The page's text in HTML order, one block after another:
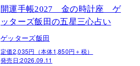
開運手帳2027 金の時計座 ゲ
ッターズ飯田の五星三心占い
ゲッターズ飯田
定価2,035円（本体1,850円＋税）
発売日:2026.09.11